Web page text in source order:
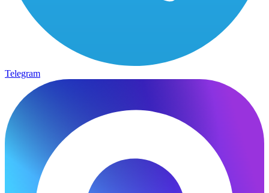
Telegram